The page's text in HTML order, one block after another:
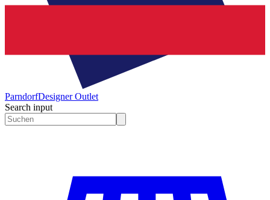
ParndorfDesigner Outlet
Search input